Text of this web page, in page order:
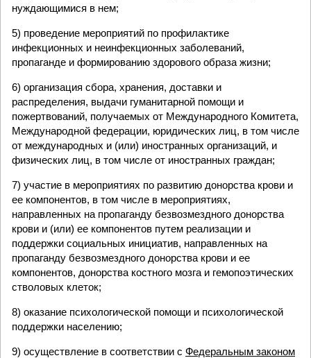
нуждающимися в нем;
5) проведение мероприятий по профилактике
инфекционных и неинфекционных заболеваний,
пропаганде и формированию здорового образа жизни;
6) организация сбора, хранения, доставки и
распределения, выдачи гуманитарной помощи и
пожертвований, получаемых от Международного Комитета,
Международной федерации, юридических лиц, в том числе
от международных и (или) иностранных организаций, и
физических лиц, в том числе от иностранных граждан;
7) участие в мероприятиях по развитию донорства крови и
ее компонентов, в том числе в мероприятиях,
направленных на пропаганду безвозмездного донорства
крови и (или) ее компонентов путем реализации и
поддержки социальных инициатив, направленных на
пропаганду безвозмездного донорства крови и ее
компонентов, донорства костного мозга и гемопоэтических
стволовых клеток;
8) оказание психологической помощи и психологической
поддержки населению;
9) осуществление в соответствии с Федеральным законом